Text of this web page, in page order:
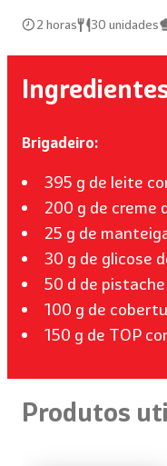
2 horas 30 unidades
Brigadeiro:
395 g de leite
200 g de creme
25 g de
30 g de glicose
50 d de
100 g de
150 g de TOP
Produtos